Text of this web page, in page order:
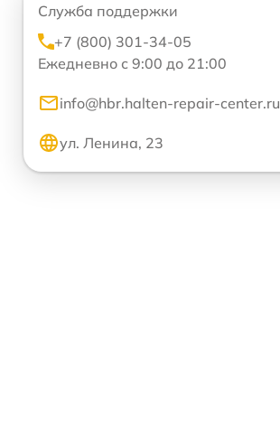
Служба поддержки
+7 (800) 301-34-05
Ежедневно с 9:00 до 21:00
info@hbr.halten-repair-center.ru
ул. Ленина, 23